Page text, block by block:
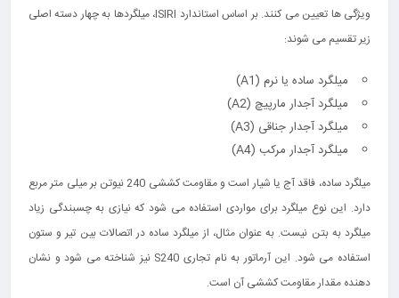
ویژگی‌ ها تعیین می‌ کنند. بر اساس استاندارد ISIRI، میلگردها به چهار دسته اصلی
زیر تقسیم می‌ شوند:
میلگرد ساده یا نرم (A1)
میلگرد آجدار مارپیچ (A2)
میلگرد آجدار جناقی (A3)
میلگرد آجدار مرکب (A4)
میلگرد ساده، فاقد آج یا شیار است و مقاومت کششی 240 نیوتن بر میلی‌ متر مربع
دارد. این نوع میلگرد برای مواردی استفاده می‌ شود که نیازی به چسبندگی زیاد
میلگرد به بتن نیست. به عنوان مثال، از میلگرد ساده در اتصالات بین تیر و ستون
استفاده می‌ شود. این آرماتور به نام تجاری S240 نیز شناخته می شود و نشان
دهنده مقدار مقاومت کششی آن است.